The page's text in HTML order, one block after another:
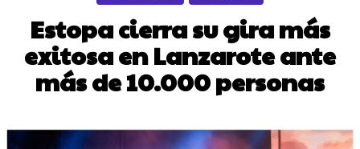
Estopa cierra su gira más
exitosa en Lanzarote ante
más de 10.000 personas